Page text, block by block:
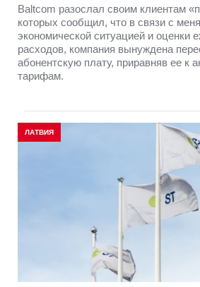
Baltcom разослал своим клиентам
которых сообщил, что в связи с
экономической ситуацией и оценки
расходов, компания вынуждена
абонентскую плату, приравняв ее к
тарифам.
ЛАТВИЯ